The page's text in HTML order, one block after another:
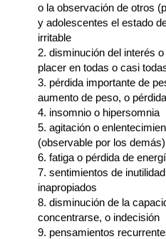
o la observación de otros
y adolescentes el estado
irritable
2. disminución del interés
placer en todas o casi
3. pérdida importante de
aumento de peso, o
4. insomnio o hipersomnia
5. agitación o
(observable por los demás)
6. fatiga o pérdida de
7. sentimientos de
inapropiados
8. disminución de la
concentrarse, o indecisión
9. pensamientos